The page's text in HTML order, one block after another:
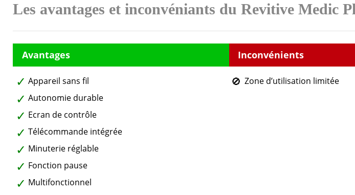
Les avantages et inconvéniants du Revitive Medic
Appareil sans fil
Autonomie durable
Ecran de contrôle
Télécommande intégrée
Minuterie réglable
Fonction pause
Multifonctionnel
Zone d’utilisation limitée